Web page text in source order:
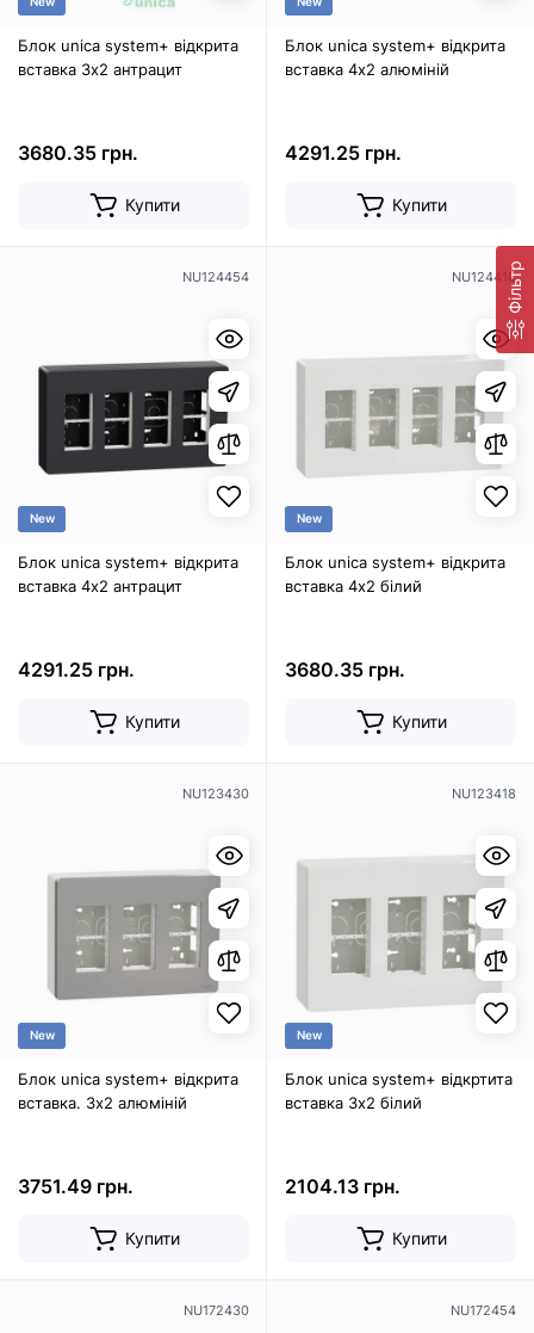
Фільтр
Блок unica system+ відкрита
вставка 3х2 антрацит
3680.35 грн.
Купити
Блок unica system+ відкрита
вставка 4х2 алюміній
4291.25 грн.
Купити
NU124454
New
Блок unica system+ відкрита
вставка 4х2 антрацит
4291.25 грн.
Купити
NU124418
New
Блок unica system+ відкрита
вставка 4х2 білий
3680.35 грн.
Купити
NU123430
New
Блок unica system+ відкрита
вставка. 3х2 алюміній
3751.49 грн.
Купити
NU123418
New
Блок unica system+ відкртита
вставка 3х2 білий
2104.13 грн.
Купити
NU172430 NU172454